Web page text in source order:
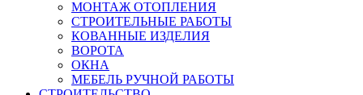
МОНТАЖ ОТОПЛЕНИЯ
СТРОИТЕЛЬНЫЕ РАБОТЫ
КОВАННЫЕ ИЗДЕЛИЯ
ВОРОТА
ОКНА
МЕБЕЛЬ РУЧНОЙ РАБОТЫ